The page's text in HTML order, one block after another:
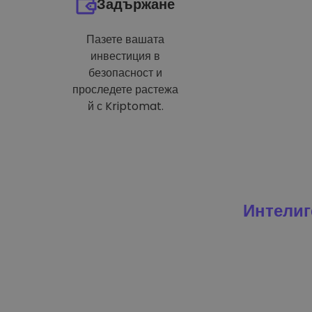
Задържане
Пазете вашата
инвестиция в
безопасност и
проследете растежа
й с Kriptomat.